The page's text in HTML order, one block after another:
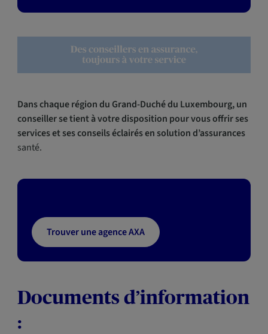
Dans chaque région du Grand-Duché du Luxembourg, un
conseiller se tient à votre disposition pour vous offrir ses
services et ses conseils éclairés en solution d’assurances
santé.
Trouver une agence AXA
Documents d’information
: